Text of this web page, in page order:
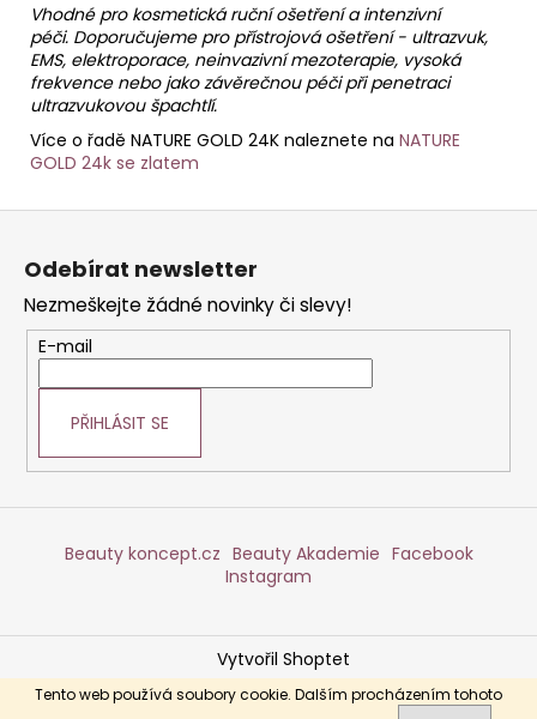
Tento web používá soubory cookie. Dalším procházením tohoto
Vhodné pro kosmetická ruční ošetření a intenzivní
péči. Doporučujeme pro přístrojová ošetření - ultrazvuk,
EMS, elektroporace, neinvazivní mezoterapie, vysoká
frekvence nebo jako závěrečnou péči při penetraci
ultrazvukovou špachtlí.
Více o řadě NATURE GOLD 24K naleznete na NATURE
GOLD 24k se zlatem
Z
Odebírat newsletter
Nezmeškejte žádné novinky či slevy!
E-mail
PŘIHLÁSIT SE
Beauty koncept.cz Beauty Akademie Facebook
Instagram
Vytvořil Shoptet
Copyright 2026DERMABEAUTY. Všechna práva